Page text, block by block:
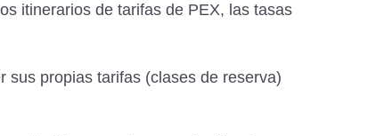
itinerarios de tarifas de PEX, las tasas
sus propias tarifas (clases de reserva)